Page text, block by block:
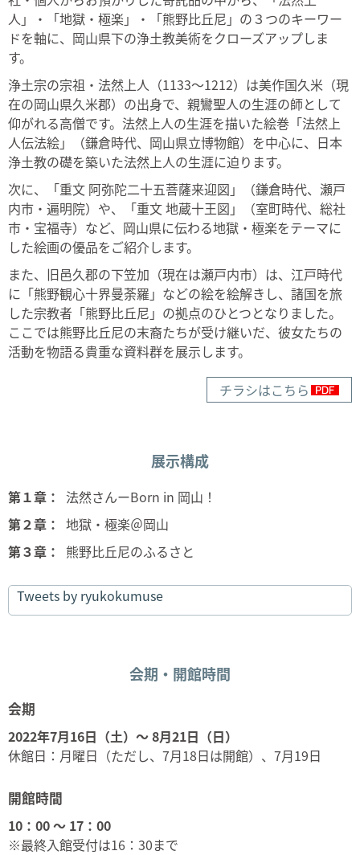
人」・「地獄・極楽」・「熊野比丘尼」の３つのキーワー
ドを軸に、岡山県下の浄土教美術をクローズアップしま
す。
浄土宗の宗祖・法然上人（1133～1212）は美作国久米（現
在の岡山県久米郡）の出身で、親鸞聖人の生涯の師として
仰がれる高僧です。法然上人の生涯を描いた絵巻「法然上
人伝法絵」（鎌倉時代、岡山県立博物館）を中心に、日本
浄土教の礎を築いた法然上人の生涯に迫ります。
次に、「重文 阿弥陀二十五菩薩来迎図」（鎌倉時代、瀬戸
内市・遍明院）や、「重文 地蔵十王図」（室町時代、総社
市・宝福寺）など、岡山県に伝わる地獄・極楽をテーマに
した絵画の優品をご紹介します。
また、旧邑久郡の下笠加（現在は瀬戸内市）は、江戸時代
に「熊野観心十界曼荼羅」などの絵を絵解きし、諸国を旅
した宗教者「熊野比丘尼」の拠点のひとつとなりました。
ここでは熊野比丘尼の末裔たちが受け継いだ、彼女たちの
活動を物語る貴重な資料群を展示します。
チラシはこちら
展示構成
第１章： 法然さんーBorn in 岡山！
第２章： 地獄・極楽＠岡山
第３章： 熊野比丘尼のふるさと
Tweets by ryukokumuse
会期・開館時間
会期
2022年7月16日（土）～ 8月21日（日）
休館日：月曜日（ただし、7月18日は開館）、 7月19日
開館時間
10：00 ～ 17：00
※最終入館受付は16：30まで